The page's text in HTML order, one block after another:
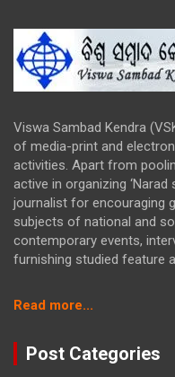
Viswa Sambad Kendra
of media-print and
activities. Apart from
active in organizing
journalist for encouraging
subjects of national and
contemporary events,
furnishing studied feature
Read more...
आद्य
Post Categories